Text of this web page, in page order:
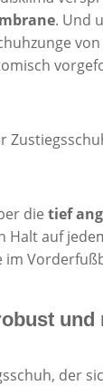
. Und
dietief
Halt auf
im
der